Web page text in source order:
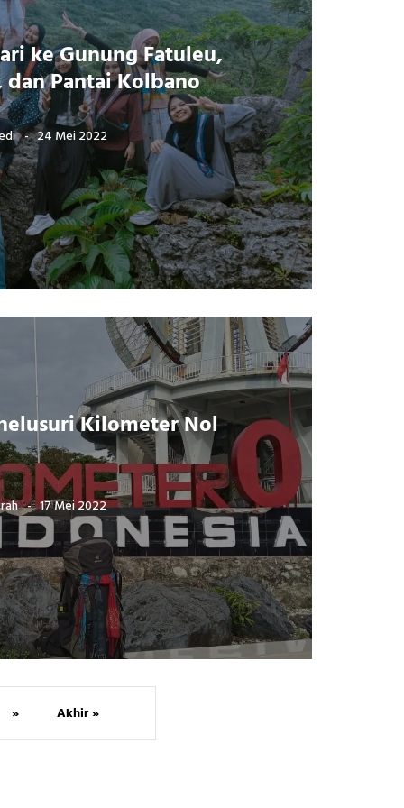
ke Gunung Fatuleu,
Pantai Kolbano
24 Mei 2022
Kilometer Nol
17 Mei 2022
» Akhir »